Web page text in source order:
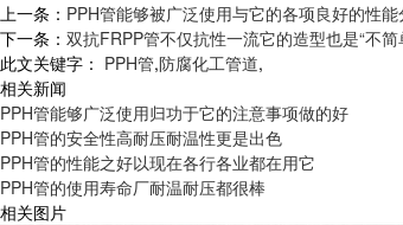
上一条： PPH管能够被广泛使用与它的各项良好的性
下一条： 双抗FRPP管不仅抗性一流它的造型也是“不简
此文关键字： PPH管,防腐化工管道,
相关新闻
PPH管能够广泛使用归功于它的注意事项做的好
PPH管的安全性高耐压耐温性更是出色
PPH管的性能之好以现在各行各业都在用它
PPH管的使用寿命厂耐温耐压都很棒
相关图片